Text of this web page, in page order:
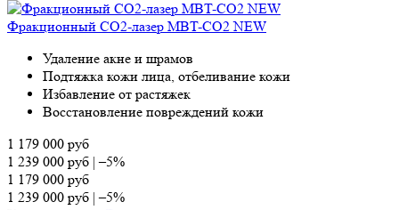
Фракционный СО2-лазер MBT-CO2 NEW
Удаление акне и шрамов
Подтяжка кожи лица, отбеливание кожи
Избавление от растяжек
Восстановление повреждений кожи
1 179 000 руб
1 239 000 руб |–5%
1 179 000 руб
1 239 000 руб |–5%